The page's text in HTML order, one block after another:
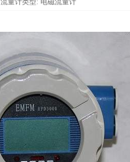
流量计类型: 电磁流量计